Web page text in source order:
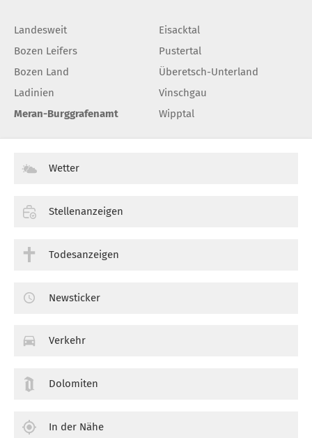
Landesweit
Bozen Leifers
Bozen Land
Ladinien
Meran-Burggrafenamt
Eisacktal
Pustertal
Überetsch-Unterland
Vinschgau
Wipptal
Wetter
Stellenanzeigen
Todesanzeigen
Newsticker
Verkehr
Dolomiten
In der Nähe